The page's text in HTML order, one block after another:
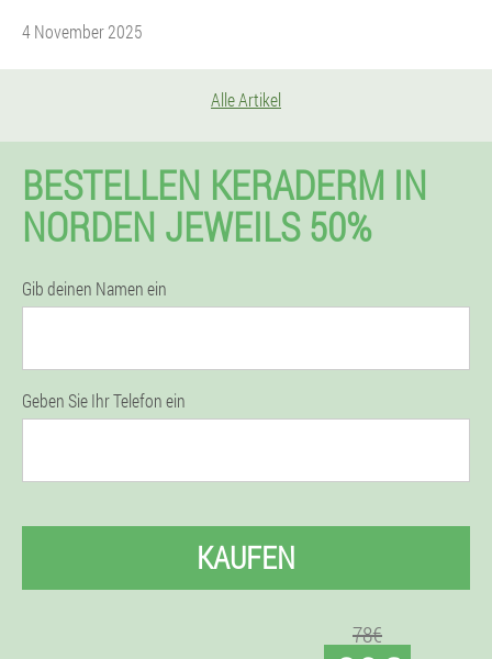
4 November 2025
Alle Artikel
BESTELLEN KERADERM IN
NORDEN JEWEILS 50%
Gib deinen Namen ein
Geben Sie Ihr Telefon ein
KAUFEN
78€